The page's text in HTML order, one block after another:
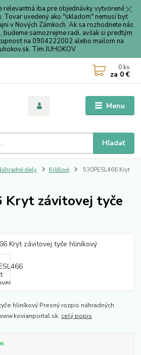
iba pre objednávky vytvorené
Tovar uvedený ako "skladom" nemusí byť
v Nových Zámkoch. Ak sa rozhodnete nás
samozrejme radi, avšak si predtým
na 0904222002 alebo mailom na
Tím JUHOKOV
Menu
Hľadať
0 ks
za 0 €
diely Krídlové
530PESL466 Kryt
Kryt závitovej tyče
hliníkový Presný rozpis náhradných
celý popis